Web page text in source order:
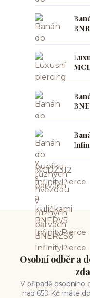
Osobní odběr a
V případě osobního
nad 650 Kč máte